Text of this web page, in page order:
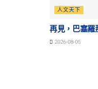
人文天下
再見，巴塞羅
2026-08-05